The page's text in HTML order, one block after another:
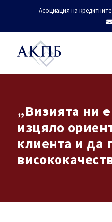
Асоциация на
„Визията ни
изцяло
клиента и да